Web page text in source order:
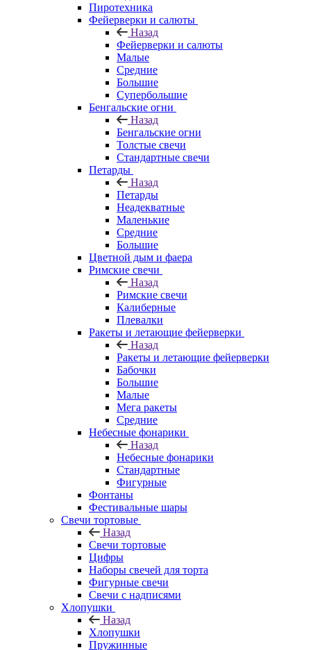
Пиротехника
Фейерверки и салюты
Назад
Фейерверки и салюты
Малые
Средние
Большие
Супербольшие
Бенгальские огни
Назад
Бенгальские огни
Толстые свечи
Стандартные свечи
Петарды
Назад
Петарды
Неадекватные
Маленькие
Средние
Большие
Цветной дым и фаера
Римские свечи
Назад
Римские свечи
Калиберные
Плевалки
Ракеты и летающие фейерверки
Назад
Ракеты и летающие фейерверки
Бабочки
Большие
Малые
Мега ракеты
Средние
Небесные фонарики
Назад
Небесные фонарики
Стандартные
Фигурные
Фонтаны
Фестивальные шары
Свечи тортовые
Назад
Свечи тортовые
Цифры
Наборы свечей для торта
Фигурные свечи
Свечи с надписями
Хлопушки
Назад
Хлопушки
Пружинные